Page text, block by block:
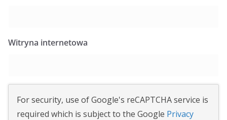
Witryna internetowa
For security, use of Google's reCAPTCHA service is
required which is subject to the Google Privacy